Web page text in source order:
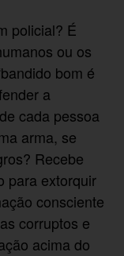
policial? É
ou os
bom é
a
cada pessoa
arma, se
Recebe
para extorquir
consciente
corruptos e
acima do